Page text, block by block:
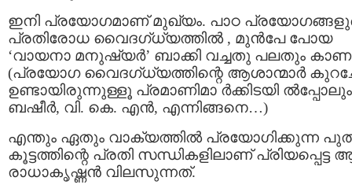
ഇനി പ്രയോഗമാണ്‌ മുഖ്യം. പാഠ
പ്രതിരോധ വൈദഗ്ധ്യത്തില്‍ , മുന്‍പേ പോയ
‘വായനാ മനുഷ്യര്‍’ ബാക്കി വച്ചതു പലതും
(പ്രയോഗ വൈദഗ്ധ്യത്തിന്റെ ആശാന്മാര്‍
ഉണ്ടായിരുന്നുള്ളൂ പ്രമാണിമാ ര്‍ക്കിടയി ല്‍പ്പോലും
ബഷീര്‍, വി. കെ. എന്‍, എന്നിങ്ങനെ…)
എന്തും ഏതും വാക്യത്തില്‍ പ്രയോഗിക്കുന്ന
കൂട്ടത്തിന്റെ പ്രതി സന്ധികളിലാണ്‌ പ്രിയപ്പെട്ട
രാധാകൃഷ്ണന്‍ വിലസുന്നത്‌.